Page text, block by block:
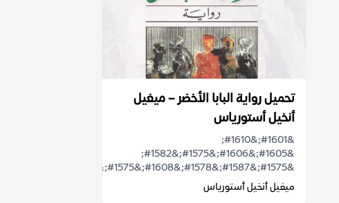
تحميل رواية البابا الأخضر – ميغيل
أنخيل أستورياس
&#1601;&#1610;
&#1605;&#1606;&#1575;&#1582;
&#1575;&#1587;&#1578;&#1608;&#1575;&...
ميغيل أنخيل أستورياس